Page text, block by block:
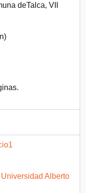
deTalca, VII
Alberto